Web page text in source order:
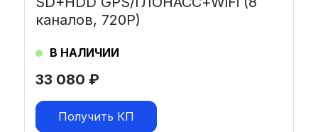
33 080 ₽
каналов, 720P)
В НАЛИЧИИ
Получить КП